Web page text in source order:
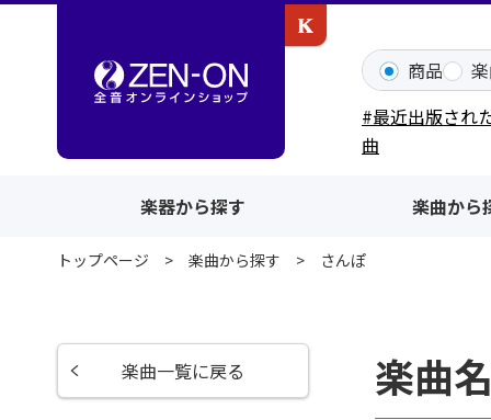
商品
#最近出版され
曲
楽器から探す 楽曲から
トップページ 楽曲から探す さんぽ
楽曲
楽曲一覧に戻る